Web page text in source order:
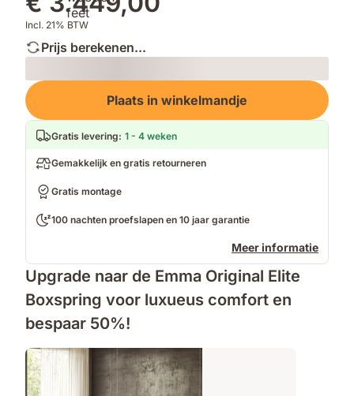
Incl. 21% BTW
Prijs berekenen...
Loading
Plaats in winkelmandje
Gratis levering: 1 - 4 weken
Gemakkelijk en gratis retourneren
Gratis montage
100 nachten proefslapen en 10 jaar garantie
Meer informatie
Upgrade naar de Emma Original Elite
Boxspring voor luxueus comfort en
bespaar 50%!